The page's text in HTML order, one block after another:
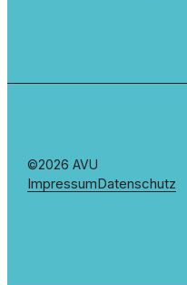
©2026 AVU
ImpressumDatenschutz